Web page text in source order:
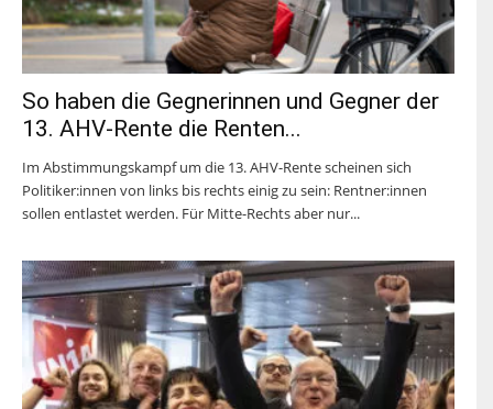
So haben die Gegnerinnen und Gegner der
13. AHV-Rente die Renten...
Im Abstimmungskampf um die 13. AHV-Rente scheinen sich
Politiker:innen von links bis rechts einig zu sein: Rentner:innen
sollen entlastet werden. Für Mitte-Rechts aber nur...